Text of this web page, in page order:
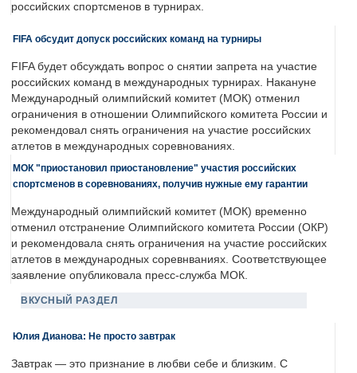
российских спортсменов в турнирах.
FIFA обсудит допуск российских команд на турниры
FIFA будет обсуждать вопрос о снятии запрета на участие
российских команд в международных турнирах. Накануне
Международный олимпийский комитет (МОК) отменил
ограничения в отношении Олимпийского комитета России и
рекомендовал снять ограничения на участие российских
атлетов в международных соревнованиях.
МОК "приостановил приостановление" участия российских
спортсменов в соревнованиях, получив нужные ему гарантии
Международный олимпийский комитет (МОК) временно
отменил отстранение Олимпийского комитета России (ОКР)
и рекомендовала снять ограничения на участие российских
атлетов в международных соревнваниях. Соответствующее
заявление опубликовала пресс-служба МОК.
ВКУСНЫЙ РАЗДЕЛ
Юлия Дианова: Не просто завтрак
Завтрак — это признание в любви себе и близким. С